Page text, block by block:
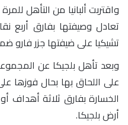
تعادل وصيفتها بفارق أربع
تشيكيا على ضيفتها جزر فارو
وبعد تأهل بلجيكا عن
على اللحاق بها بحال فوزها
الخسارة بفارق ثلاثة أهداف
أرض بلجيكا.